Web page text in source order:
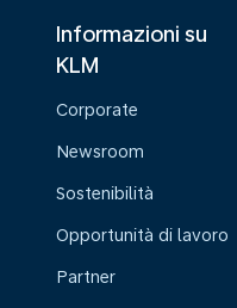
Informazioni su
KLM
Corporate
Newsroom
Sostenibilità
Opportunità di lavoro
Partner